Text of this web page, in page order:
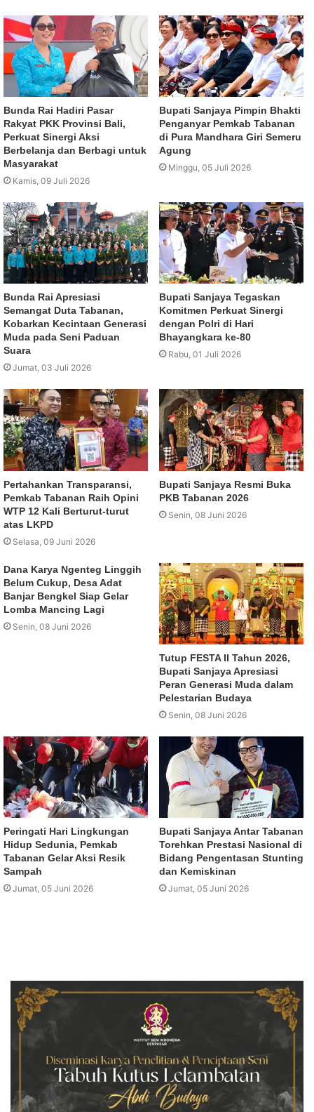
Bunda Rai Hadiri Pasar
Rakyat PKK Provinsi Bali,
Perkuat Sinergi Aksi
Berbelanja dan Berbagi untuk
Masyarakat
Kamis, 09 Juli 2026
Bupati Sanjaya Pimpin Bhakti
Penganyar Pemkab Tabanan
di Pura Mandhara Giri Semeru
Agung
Minggu, 05 Juli 2026
Bunda Rai Apresiasi
Semangat Duta Tabanan,
Kobarkan Kecintaan Generasi
Muda pada Seni Paduan
Suara
Jumat, 03 Juli 2026
Bupati Sanjaya Tegaskan
Komitmen Perkuat Sinergi
dengan Polri di Hari
Bhayangkara ke-80
Rabu, 01 Juli 2026
Pertahankan Transparansi,
Pemkab Tabanan Raih Opini
WTP 12 Kali Berturut-turut
atas LKPD
Selasa, 09 Juni 2026
Bupati Sanjaya Resmi Buka
PKB Tabanan 2026
Senin, 08 Juni 2026
Dana Karya Ngenteg Linggih
Belum Cukup, Desa Adat
Banjar Bengkel Siap Gelar
Lomba Mancing Lagi
Senin, 08 Juni 2026
Tutup FESTA II Tahun 2026,
Bupati Sanjaya Apresiasi
Peran Generasi Muda dalam
Pelestarian Budaya
Senin, 08 Juni 2026
Peringati Hari Lingkungan
Hidup Sedunia, Pemkab
Tabanan Gelar Aksi Resik
Sampah
Jumat, 05 Juni 2026
Bupati Sanjaya Antar Tabanan
Torehkan Prestasi Nasional di
Bidang Pengentasan Stunting
dan Kemiskinan
Jumat, 05 Juni 2026